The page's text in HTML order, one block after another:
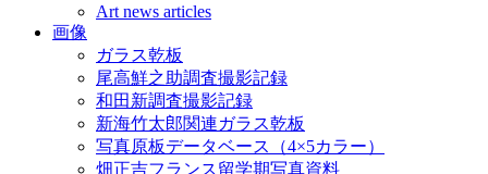
Art news articles
画像
ガラス乾板
尾高鮮之助調査撮影記録
和田新調査撮影記録
新海竹太郎関連ガラス乾板
写真原板データベース（4×5カラー）
畑正吉フランス留学期写真資料